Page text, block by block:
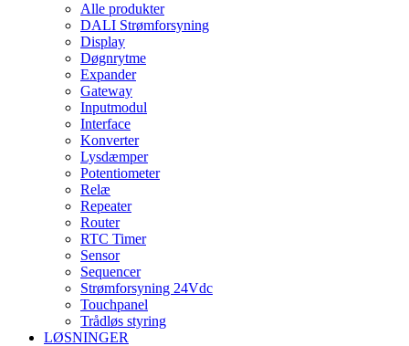
Alle produkter
DALI Strømforsyning
Display
Døgnrytme
Expander
Gateway
Inputmodul
Interface
Konverter
Lysdæmper
Potentiometer
Relæ
Repeater
Router
RTC Timer
Sensor
Sequencer
Strømforsyning 24Vdc
Touchpanel
Trådløs styring
LØSNINGER